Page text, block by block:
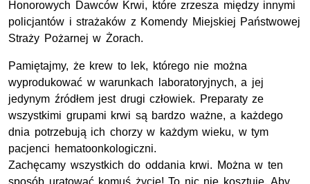
Honorowych Dawców Krwi, które zrzesza między innymi
policjantów i strażaków z Komendy Miejskiej Państwowej
Straży Pożarnej w Żorach.
Pamiętajmy, że krew to lek, którego nie można
wyprodukować w warunkach laboratoryjnych, a jej
jedynym źródłem jest drugi człowiek. Preparaty ze
wszystkimi grupami krwi są bardzo ważne, a każdego
dnia potrzebują ich chorzy w każdym wieku, w tym
pacjenci hematoonkologiczni.
Zachęcamy wszystkich do oddania krwi. Można w ten
sposób uratować komuś życie! To nic nie kosztuje. Aby